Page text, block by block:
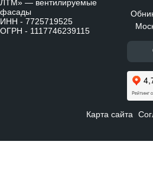
ЛТМ» — вентилируемые
фасады
ИНН - 7725719525
ОГРН - 1117746239115
Карта сайта